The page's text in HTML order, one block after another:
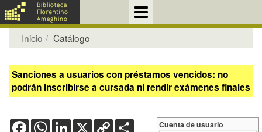
Inicio Catálogo
Sanciones a usuarios con préstamos vencidos: no
podrán inscribirse a cursada ni rendir exámenes finales
FacebookWhatsApp
LinkedIn
X Copy Cuenta de usuario